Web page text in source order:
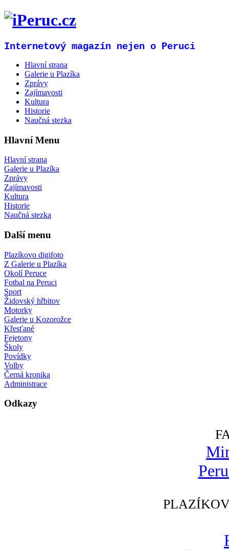
Internetový magazín nejen o Peruci
Hlavní strana
Galerie u Plazíka
Zprávy
Zajímavosti
Kultura
Historie
Naučná stezka
Hlavní Menu
Hlavní strana
Galerie u Plazíka
Zprávy
Zajímavosti
Kultura
Historie
Naučná stezka
Další menu
Plazíkovo digifoto
Z Galerie u Plazíka
Okolí Peruce
Fotbal na Peruci
Sport
Židovský hřbitov
Motorky
Galerie u Kozorožce
Křesťané
Fejetony
Školy
Povídky
Volby
Černá kronika
Administrace
Odkazy